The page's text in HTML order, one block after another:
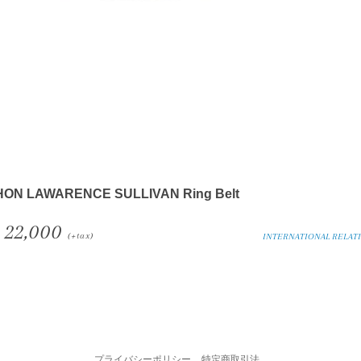
LAWARENCE SULLIVAN Ring Belt
(+tax) INTERNATIONAL